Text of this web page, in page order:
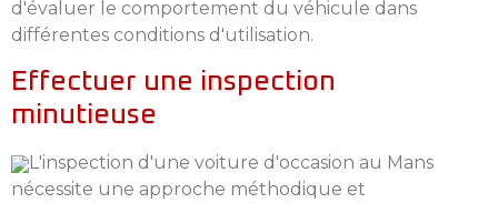
d'évaluer le comportement du véhicule dans
différentes conditions d'utilisation.
Effectuer une inspection
minutieuse
L'inspection d'une voiture d'occasion au Mans
nécessite une approche méthodique et